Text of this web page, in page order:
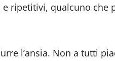
ripetitivi, qualcuno che
l’ansia. Non a tutti